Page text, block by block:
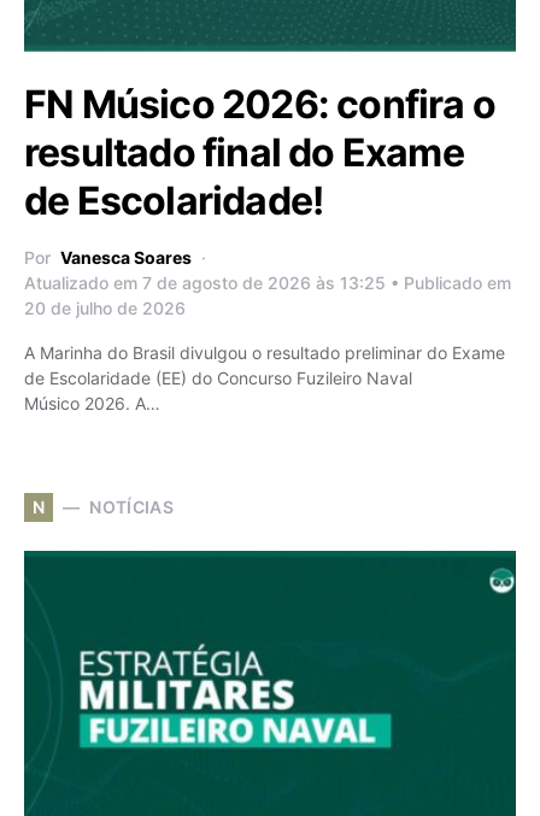
FN Músico 2026: confira o
resultado final do Exame
de Escolaridade!
Por Vanesca Soares
Atualizado em 7 de agosto de 2026 às 13:25 • Publicado em
20 de julho de 2026
A Marinha do Brasil divulgou o resultado preliminar do Exame
de Escolaridade (EE) do Concurso Fuzileiro Naval
Músico 2026. A…
N NOTÍCIAS